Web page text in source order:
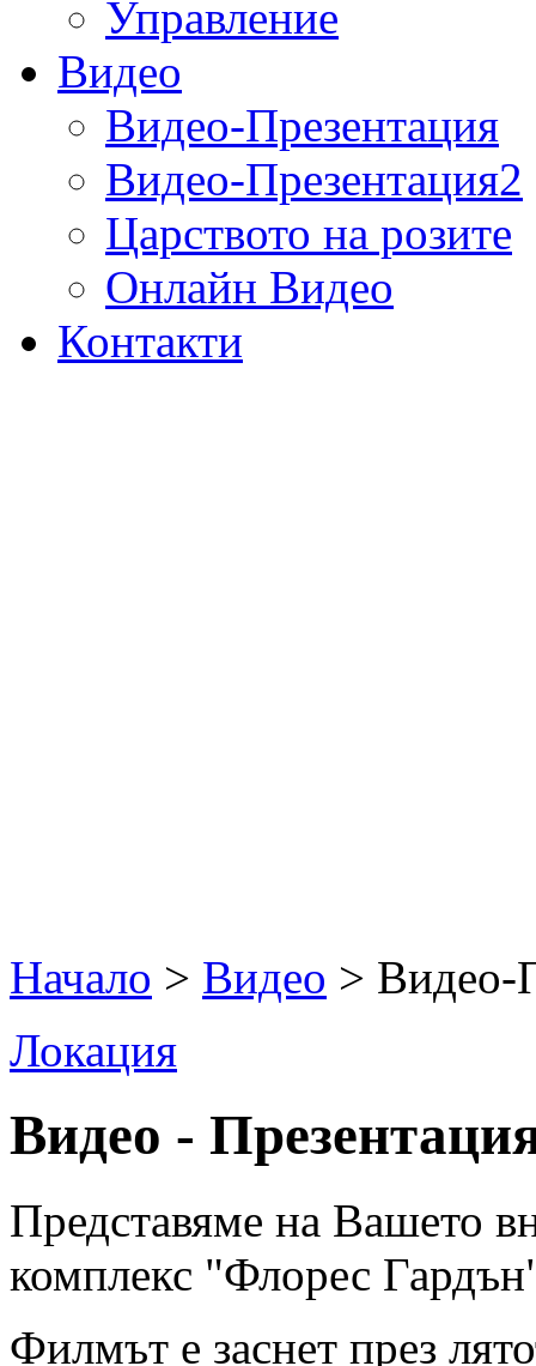
Управление
Видео
Видео-Презентация
Видео-Презентация2
Царството на розите
Онлайн Видео
Контакти
Начало > Видео > Видео-
Локация
Видео -
Представяме на Вашето
комплекс "Флорес
Филмът е заснет през